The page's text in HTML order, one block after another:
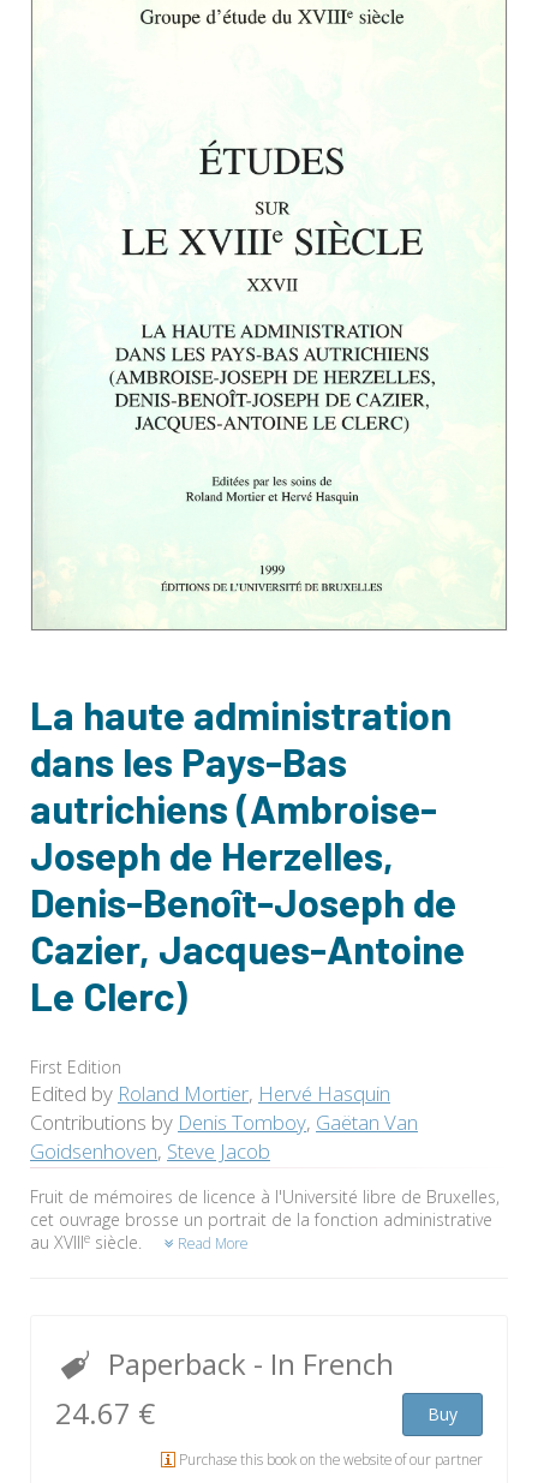
La haute administration
dans les Pays-Bas
autrichiens (Ambroise-
Joseph de Herzelles,
Denis-Benoît-Joseph de
Cazier, Jacques-Antoine
Le Clerc)
First Edition
Edited by Roland Mortier, Hervé Hasquin
Contributions by Denis Tomboy, Gaëtan Van
Goidsenhoven, Steve Jacob
Fruit de mémoires de licence à l'Université libre de Bruxelles,
cet ouvrage brosse un portrait de la fonction administrative
au XVIIIe siècle. Read More
Paperback - In French
24.67 €
Buy
Purchase this book on the website of our partner